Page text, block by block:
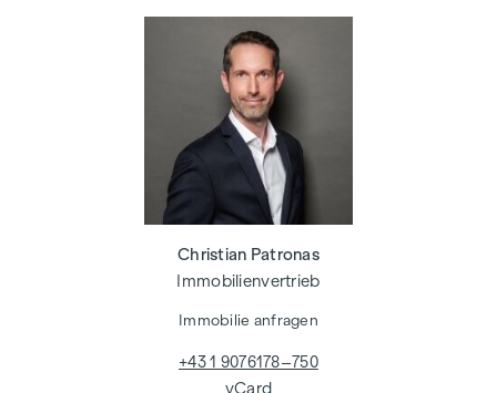
Christian Patronas
Immobilienvertrieb
Immobilie anfragen
+43 1 9076178–750
vCard